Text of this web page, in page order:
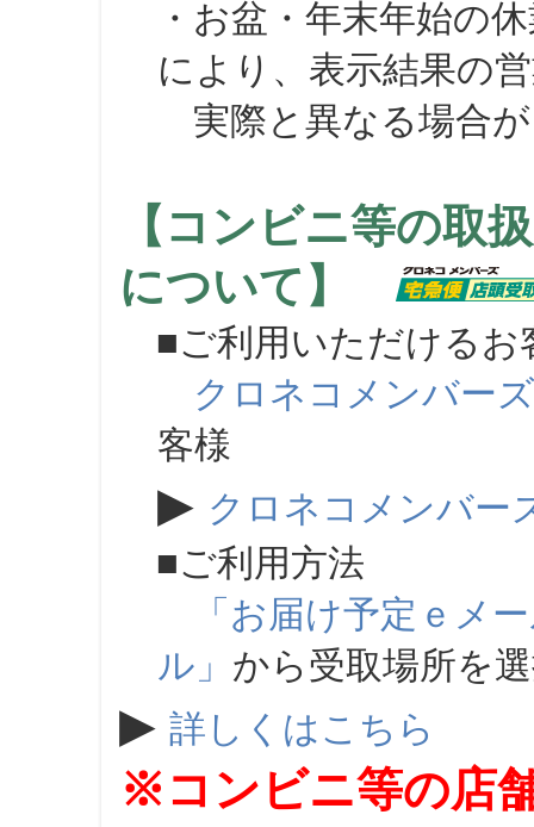
・お盆・年末年始の
により、表示結果の
実際と異なる場合が
【コンビニ等の取
について】
■ご利用いただけるお
クロネコメンバーズ
客様
▶ クロネコメンバー
■ご利用方法
「お届け予定ｅメ
ル」 から受取場所を
▶ 詳しくはこちら
※コンビニ等の店